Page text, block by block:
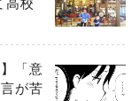
「意
が苦